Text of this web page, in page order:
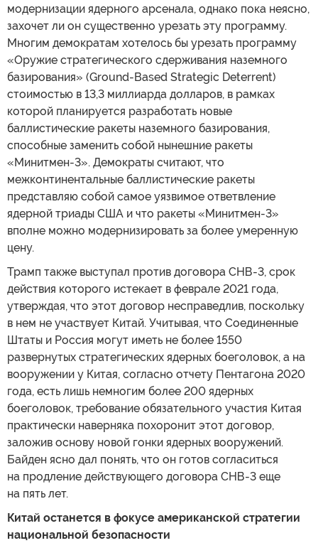
модернизации ядерного арсенала, однако пока неясно,
захочет ли он существенно урезать эту программу.
Многим демократам хотелось бы урезать программу
«Оружие стратегического сдерживания наземного
базирования» (Ground-Based Strategic Deterrent)
стоимостью в 13,3 миллиарда долларов, в рамках
которой планируется разработать новые
баллистические ракеты наземного базирования,
способные заменить собой нынешние ракеты
«Минитмен-3». Демократы считают, что
межконтинентальные баллистические ракеты
представляю собой самое уязвимое ответвление
ядерной триады США и что ракеты «Минитмен-3»
вполне можно модернизировать за более умеренную
цену.
Трамп также выступал против договора СНВ-3, срок
действия которого истекает в феврале 2021 года,
утверждая, что этот договор несправедлив, поскольку
в нем не участвует Китай. Учитывая, что Соединенные
Штаты и Россия могут иметь не более 1550
развернутых стратегических ядерных боеголовок, а на
вооружении у Китая, согласно отчету Пентагона 2020
года, есть лишь немногим более 200 ядерных
боеголовок, требование обязательного участия Китая
практически наверняка похоронит этот договор,
заложив основу новой гонки ядерных вооружений.
Байден ясно дал понять, что он готов согласиться
на продление действующего договора СНВ-3 еще
на пять лет.
Китай останется в фокусе американской стратегии
национальной безопасности